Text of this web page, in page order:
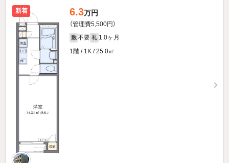
新着 6.3万円
（管理費5,500円）
敷 不要 礼 1.0ヶ月
1階 / 1K / 25.0㎡